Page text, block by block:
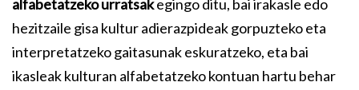
alfabetatzeko urratsakegingo ditu, bai irakasle edo
hezitzaile gisa kultur adierazpideak gorpuzteko eta
interpretatzeko gaitasunak eskuratzeko, eta bai
ikasleak kulturan alfabetatzeko kontuan hartu behar